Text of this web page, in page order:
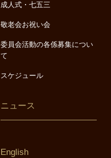
成人式・七五三
敬老会お祝い会
委員会活動の各係募集につい
て
スケジュール
ニュース
English